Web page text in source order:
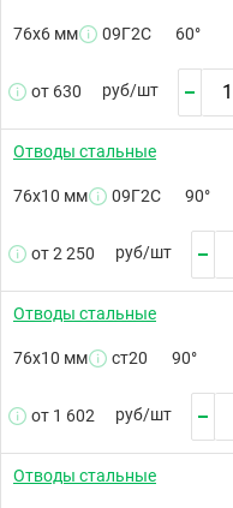
76х6 мм 09Г2С 60°
от 630 руб/шт
Отводы стальные
76х10 мм 09Г2С 90°
от 2 250 руб/шт
Отводы стальные
76х10 мм ст20 90°
от 1 602 руб/шт
Отводы стальные